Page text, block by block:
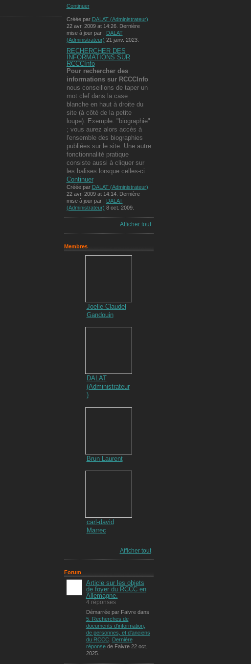
Continuer
Créée par DALAT (Administrateur)
22 avr. 2009 at 14:26. Dernière
mise à jour par : DALAT
(Administrateur) 21 janv. 2023.
RECHERCHER DES
INFORMATIONS SUR
RCCCInfo
Pour rechercher des
informations sur RCCCInfo
nous conseillons de taper un
mot clef dans la case
blanche en haut à droite du
site (à côté de la petite
loupe). Exemple: "biographie"
; vous aurez alors accès à
l'ensemble des biographies
publiées sur le site. Une autre
fonctionnalité pratique
consiste aussi à cliquer sur
les balises lorsque celles-ci…
Continuer
Créée par DALAT (Administrateur)
22 avr. 2009 at 14:14. Dernière
mise à jour par : DALAT
(Administrateur) 8 oct. 2009.
Afficher tout
Membres
Joelle Claudel
Gandouin
DALAT
(Administrateur
)
Brun Laurent
carl-david
Marrec
Afficher tout
Forum
Article sur les objets
de foyer du RCCC en
Allemagne.
4 réponses
Démarrée par Faivre dans
5. Recherches de
documents d'information,
de personnes, et d'anciens
du RCCC. Dernière
réponsede Faivre 22 oct.
2025.